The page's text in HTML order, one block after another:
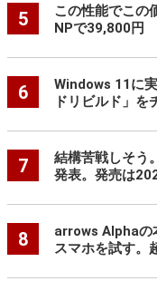
5
この性能でこの
NPで39,800円
6
Windows 11に
ドリビルド」を
7
結構苦戦しそう
発表。発売は
8
arrows Alphaの
スマホを試す。